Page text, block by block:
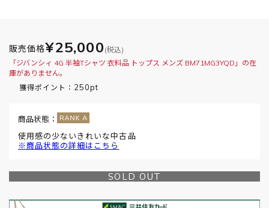
販売価格¥25,000 (税込)
「ジバンシィ 4G 半袖Tシャツ 衣料品 トップス メンズ BM71MG3YQD」の在
庫がありません。
獲得ポイント： 250pt
商品状態：
使用感の少ないきれいな中古品
※商品状態の詳細はこちら
SOLD OUT